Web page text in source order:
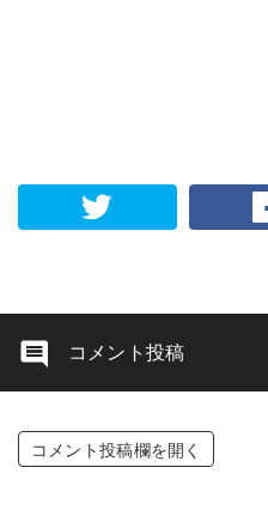
コメント投稿
コメント投稿欄を開く